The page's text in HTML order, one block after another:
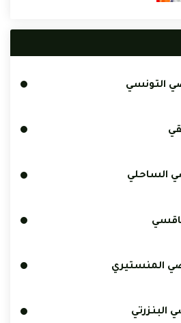
التونسي
الساحلي
المنستيري
البنزرتي